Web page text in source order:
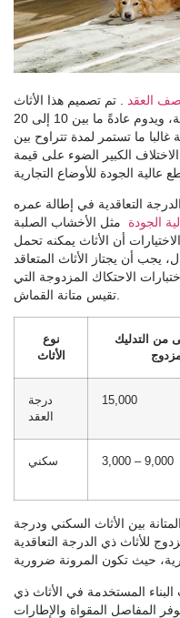
العقد
. تم تصميم هذا الأثاث
خصيصًا للبيئات ذات حركة المرور العالية، ويدوم عادةً ما بين 10 إلى 20
غالبا ما تستمر لمدة تتراوح بين
الكبير الضوء على قيمة
التعاقدية في إطالة عمره
الجودة
مثل الأخشاب الصلبة
أن الأثاث يمكنه تحمل
يجب أن يجتاز الأثاث المتعاقد
الاحتكاك المزدوجة التي
نوع
الأثاث
من التدليك
درجة
العقد
15,000
سكني 3,000 – 9,000
بين الأثاث السكني ودرجة
للأثاث ذي الدرجة التعاقدية
البناء المستخدمة في الأثاث ذي
المفاصل المقواة والإطارات